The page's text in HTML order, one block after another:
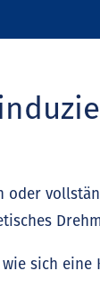
sich eine